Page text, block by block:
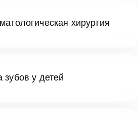
хирургия
зубов у детей